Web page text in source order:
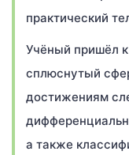
практический
Учёный пришёл
сплюснутый
достижениям
а также